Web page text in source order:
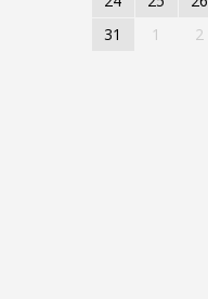
31
1 2